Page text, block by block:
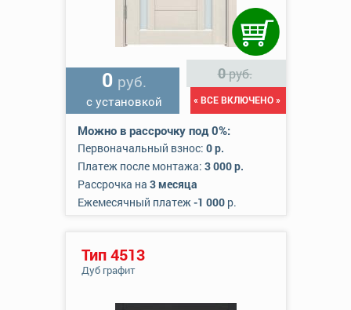
0 руб.
с установкой
0руб.
« ВСЕ ВКЛЮЧЕНО »
Можно в рассрочку под 0%:
Первоначальный взнос: 0 р.
Платеж после монтажа: 3 000 р.
Рассрочка на 3 месяца
Ежемесячный платеж-1 000р.
Тип 4513
Дуб графит